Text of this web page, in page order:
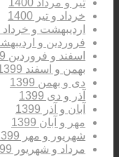
تیر و مرداد 1400
خرداد و تیر 1400
اردیبهشت و خرداد 1400
فروردین و اردیبهشت
اسفند و فروردین 1399
بهمن و اسفند 1399
دی و بهمن 1399
آذر و دی 1399
آبان و آذر 1399
مهر و آبان 1399
شهریور و مهر 1399
مرداد و شهریور 1399